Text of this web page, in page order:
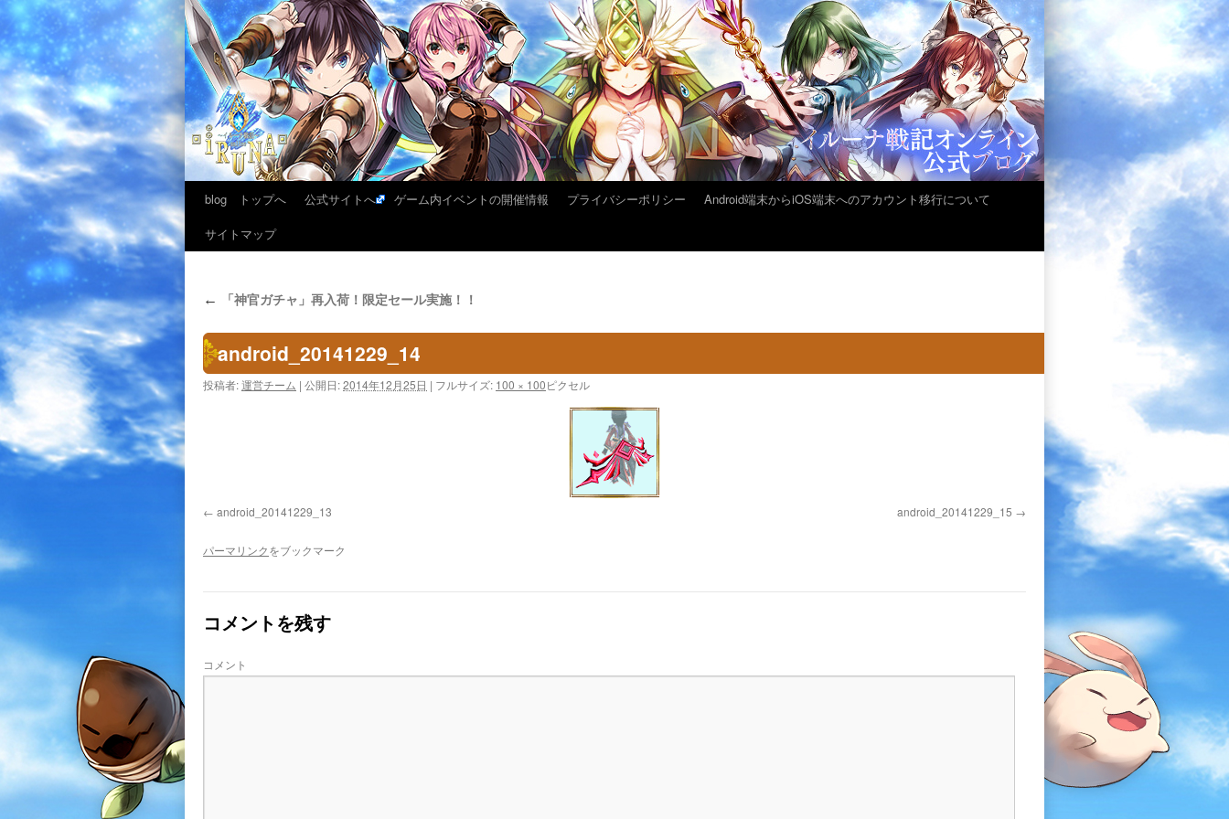
blog トップへ 公式サイトへ ゲーム内イベントの開催情報 プライバシーポリシー
Android端末からiOS端末へのアカウント移行について
サイトマップ
← 「神官ガチャ」再入荷！限定セール実施！！
android_20141229_14
投稿者:運営チーム | 公開日:2014年12月25日 | フルサイズ: 100 × 100ピクセル
android_20141229_13 android_20141229_15
パーマリンクをブックマーク
コメントを残す
コメント